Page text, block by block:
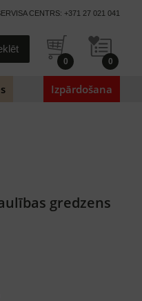
CENTRS: +371 27 021 041
0 0
Izpārdošana
gredzens